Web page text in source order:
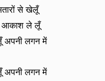
से खेलूँ
आकाश ले लूँ
अपनी लगन में
अपनी लगन में